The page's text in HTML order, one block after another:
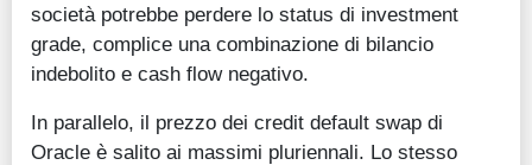
società potrebbe perdere lo status di investment
grade, complice una combinazione di bilancio
indebolito e cash flow negativo.
In parallelo, il prezzo dei credit default swap di
Oracle è salito ai massimi pluriennali. Lo stesso